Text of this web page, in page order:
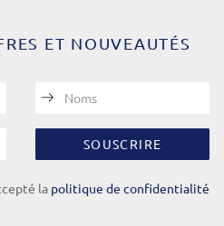
ET NOUVEAUTÉS
Noms
SOUSCRIRE
la politique de confidentialité